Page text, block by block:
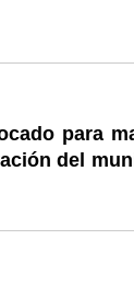
para
del